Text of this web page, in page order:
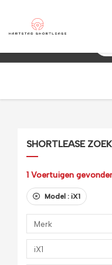
10+ jaar ervaring in
SHORTLEASE
1 Voertuigen
Model : iX1
Merk
iX1